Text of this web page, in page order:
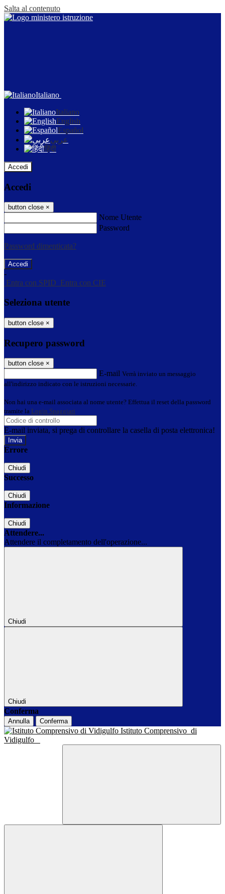
Salta al contenuto
Italiano
Italiano
English
Español
عربى
हिंदी
Accedi
Accedi
button close ×
Nome Utente
Password
Password dimenticata?
-
Entra con SPID Entra con CIE
Seleziona utente
button close ×
Recupero password
button close ×
E-mail Verrà inviato un messaggio
all'indirizzo indicato con le istruzioni necessarie.
Non hai una e-mail associata al nome utente? Effettua il reset della password
tramite la Login Spaggiari
E-mail inviata, si prega di controllare la casella di posta elettronica!
Errore
Chiudi
Successo
Chiudi
Informazione
Chiudi
Attendere...
Attendere il completamento dell'operazione...
Chiudi
Chiudi
Conferma
Annulla Conferma
Istituto Comprensivo di
Vidigulfo